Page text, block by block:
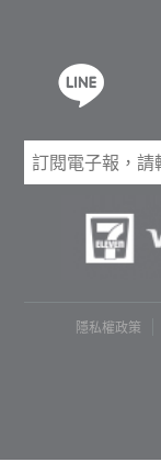
隱私權政策